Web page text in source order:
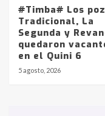
#Timba# Los
Tradicional, La
Segunda y
quedaron
en el Quini 6
5 agosto, 2026
en la